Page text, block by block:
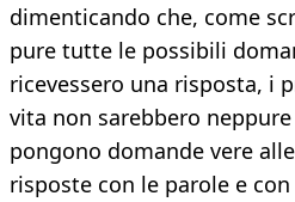
dimenticando che, come
pure tutte le possibili
ricevessero una risposta, i
vita non sarebbero
pongono domande vere
risposte con le parole e con